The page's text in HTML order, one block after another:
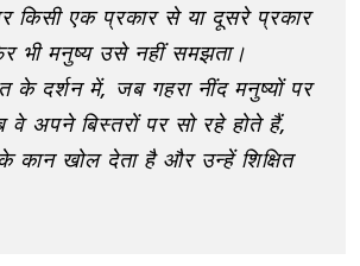
किसी एक प्रकार से या दूसरे प्रकार
भी मनुष्य उसे नहीं समझता।
के दर्शन में, जब गहरा नींद मनुष्यों पर
अपने बिस्तरों पर सो रहे होते हैं,
कान खोल देता है और उन्हें शिक्षित